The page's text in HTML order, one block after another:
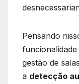
Pensando
gestão de
a detecção